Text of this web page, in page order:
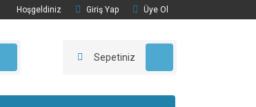
Hoşgeldiniz Giriş Yap Üye Ol
Sepetiniz